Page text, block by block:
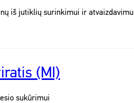
iš jutiklių surinkimui ir
(MI)
sukūrimui